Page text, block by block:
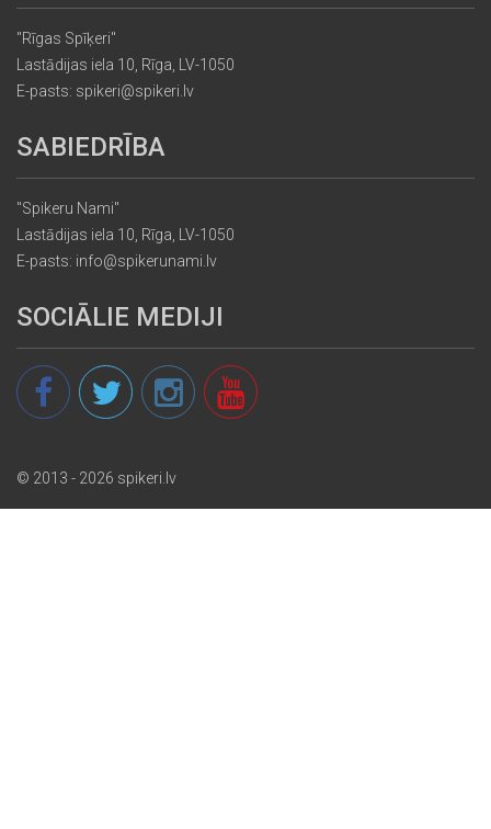
"Rīgas Spīķeri"
Lastādijas iela 10, Rīga, LV-1050
E-pasts: spikeri@spikeri.lv
SABIEDRĪBA
"Spikeru Nami"
Lastādijas iela 10, Rīga, LV-1050
E-pasts: info@spikerunami.lv
SOCIĀLIE MEDIJI
© 2013 - 2026 spikeri.lv